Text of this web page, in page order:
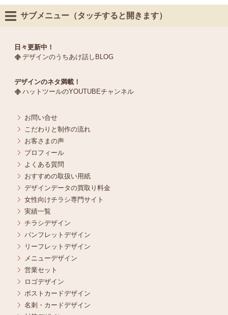
サブメニュー（タッチすると開きます）
日々更新中！
デザインのうちあけ話しBLOG
デザインのネタ満載！
ハットツールのYOUTUBEチャンネル
お問い合せ
こだわりと制作の流れ
お客さまの声
プロフィール
よくある質問
おすすめの取扱い用紙
デザインデータの買取り料金
女性向けチラシ専門サイト
実績一覧
チラシデザイン
パンフレットデザイン
リーフレットデザイン
メニューデザイン
営業セット
ロゴデザイン
ポストカードデザイン
名刺・カードデザイン